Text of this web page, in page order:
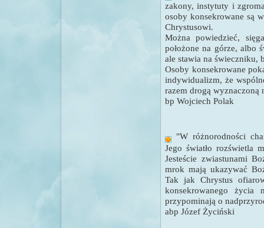
zakony, instytuty i
osoby konsekrowane są
Chrystusowi.
Można powiedzieć,
położone na górze, albo
ale stawia na świeczniku,
Osoby konsekrowane
indywidualizm, że
razem drogą wyznaczoną
bp Wojciech Polak
"W różnorodności
Jego światło rozświetla
Jesteście zwiastunami
mrok mają ukazywać
Tak jak Chrystus
konsekrowanego życia
przypominają o
abp Józef Życiński